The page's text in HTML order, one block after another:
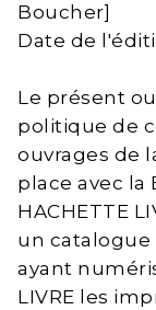
Boucher]
Date de
Le présent
politique de
ouvrages de
place avec la
HACHETTE
un catalogue
ayant
LIVRE les